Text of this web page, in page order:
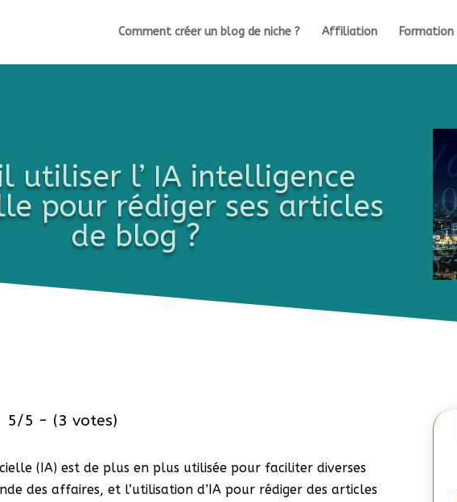
Comment créer un blog de niche ? Affiliation Formation
utiliser l’ IA intelligence
pour rédiger ses articles
de blog ?
5/5 - (3 votes)
(IA) est de plus en plus utilisée pour faciliter diverses
des affaires, et l’utilisation d’IA pour rédiger des articles